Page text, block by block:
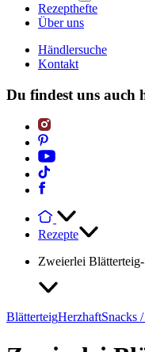
Rezepthefte
Über uns
Händlersuche
Kontakt
Du findest uns auch
Rezepte
Zweierlei
BlätterteigHerzhaftSnacks